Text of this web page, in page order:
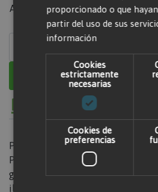
Artículo en venta
Añadir al
Pinchazo
Para ruedas de compresores,
grupos electrógenos,
iluminación y transpalets.
proporcionado o que
partir del uso de sus
información
Cookies
estrictamente
necesarias
Cookies de
preferencias